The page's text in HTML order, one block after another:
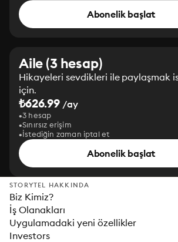
Abonelik başlat
Aile (3 hesap)
Hikayeleri sevdikleri ile paylaşmak
için.
₺626.99 /ay
3 hesap
Sınırsız erişim
İstediğin zaman iptal et
Abonelik başlat
STORYTEL HAKKINDA
Biz Kimiz?
İş Olanakları
Uygulamadaki yeni özellikler
Investors